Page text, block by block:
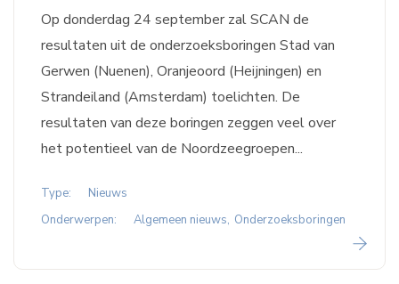
Op donderdag 24 september zal SCAN de
resultaten uit de onderzoeksboringen Stad van
Gerwen (Nuenen), Oranjeoord (Heijningen) en
Strandeiland (Amsterdam) toelichten. De
resultaten van deze boringen zeggen veel over
het potentieel van de Noordzeegroepen...
Type:
Nieuws
Onderwerpen:
Algemeen nieuws Onderzoeksboringen